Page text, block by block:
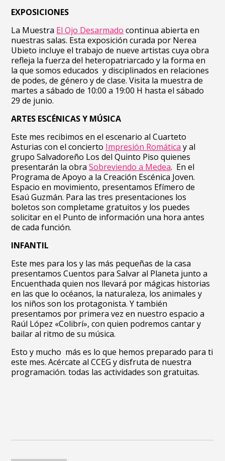
EXPOSICIONES
La Muestra El Ojo Desarmado continua abierta en
nuestras salas. Esta exposición curada por Nerea
Ubieto incluye el trabajo de nueve artistas cuya obra
refleja la fuerza del heteropatriarcado y la forma en
la que somos educados y disciplinados en relaciones
de podes, de género y de clase. Visita la muestra de
martes a sábado de 10:00 a 19:00 H hasta el sábado
29 de junio.
ARTES ESCÉNICAS Y MÚSICA
Este mes recibimos en el escenario al Cuarteto
Asturias con el concierto Impresión Romática y al
grupo Salvadoreño Los del Quinto Piso quienes
presentarán la obraSobreviendo a Medea. En el
Programa de Apoyo a la Creación Escénica Joven.
Espacio en movimiento, presentamos Efímero de
Esaú Guzmán. Para las tres presentaciones los
boletos son completame gratuitos y los puedes
solicitar en el Punto de información una hora antes
de cada función.
INFANTIL
Este mes para los y las más pequeñas de la casa
presentamos Cuentos para Salvar al Planeta junto a
Encuenthada quien nos llevará por mágicas historias
en las que lo océanos, la naturaleza, los animales y
los niños son los protagonista. Y también
presentamos por primera vez en nuestro espacio a
Raúl López «Colibrí», con quien podremos cantar y
bailar al ritmo de su música.
Esto y mucho más es lo que hemos preparado para ti
este mes. Acércate al CCEG y disfruta de nuestra
programación. todas las actividades son gratuitas.